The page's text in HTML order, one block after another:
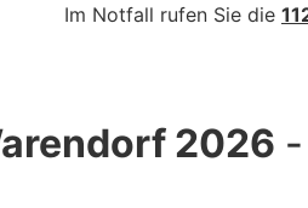
Im Notfall rufen Sie die
2026